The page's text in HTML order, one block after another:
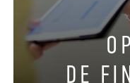
DE